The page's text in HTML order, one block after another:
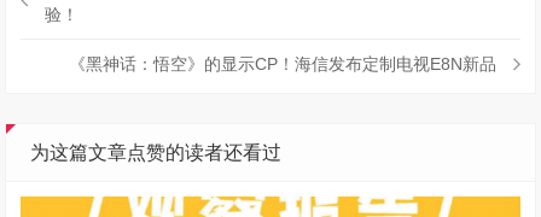
验！
《黑神话：悟空》的显示CP！海信发布定制电视E8N新品
为这篇文章点赞的读者还看过